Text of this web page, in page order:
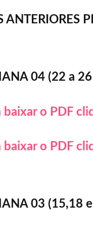
04 (22 a
baixar o PDF
baixar o PDF
03 (15,18